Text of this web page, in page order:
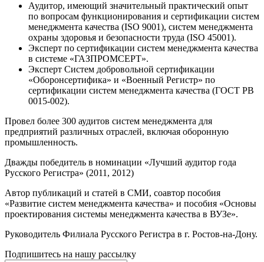
Аудитор, имеющий значительный практический опыт
по вопросам функционирования и сертификации систем
менеджмента качества (ISO 9001), систем менеджмента
охраны здоровья и безопасности труда (ISO 45001).
Эксперт по сертификации систем менеджмента качества
в системе «ГАЗПРОМСЕРТ».
Эксперт Систем добровольной сертификации
«Оборонсертифика» и «Военный Регистр» по
сертификации систем менеджмента качества (ГОСТ РВ
0015-002).
Провел более 300 аудитов систем менеджмента для
предприятий различных отраслей, включая оборонную
промышленность.
Дважды победитель в номинации «Лучший аудитор года
Русского Регистра» (2011, 2012)
Автор публикаций и статей в СМИ, соавтор пособия
«Развитие систем менеджмента качества» и пособия «Основы
проектирования системы менеджмента качества в ВУЗе».
Руководитель Филиала Русского Регистра в г. Ростов-на-Дону.
Подпишитесь на нашу рассылку